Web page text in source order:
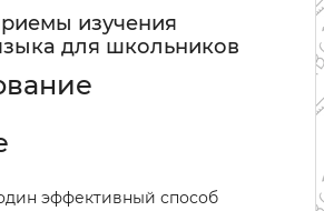
изучения
для школьников
эффективный способ